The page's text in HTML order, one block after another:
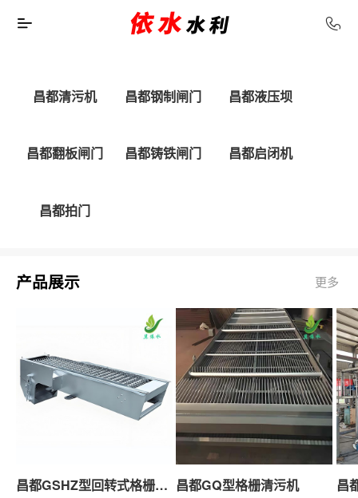
昌都清污机 昌都钢制闸门 昌都液压坝
昌都翻板闸门 昌都铸铁闸门 昌都启闭机
昌都拍门
产品展示 更多
昌都GSHZ型回转式格栅除污机 昌都GQ型格栅清污机